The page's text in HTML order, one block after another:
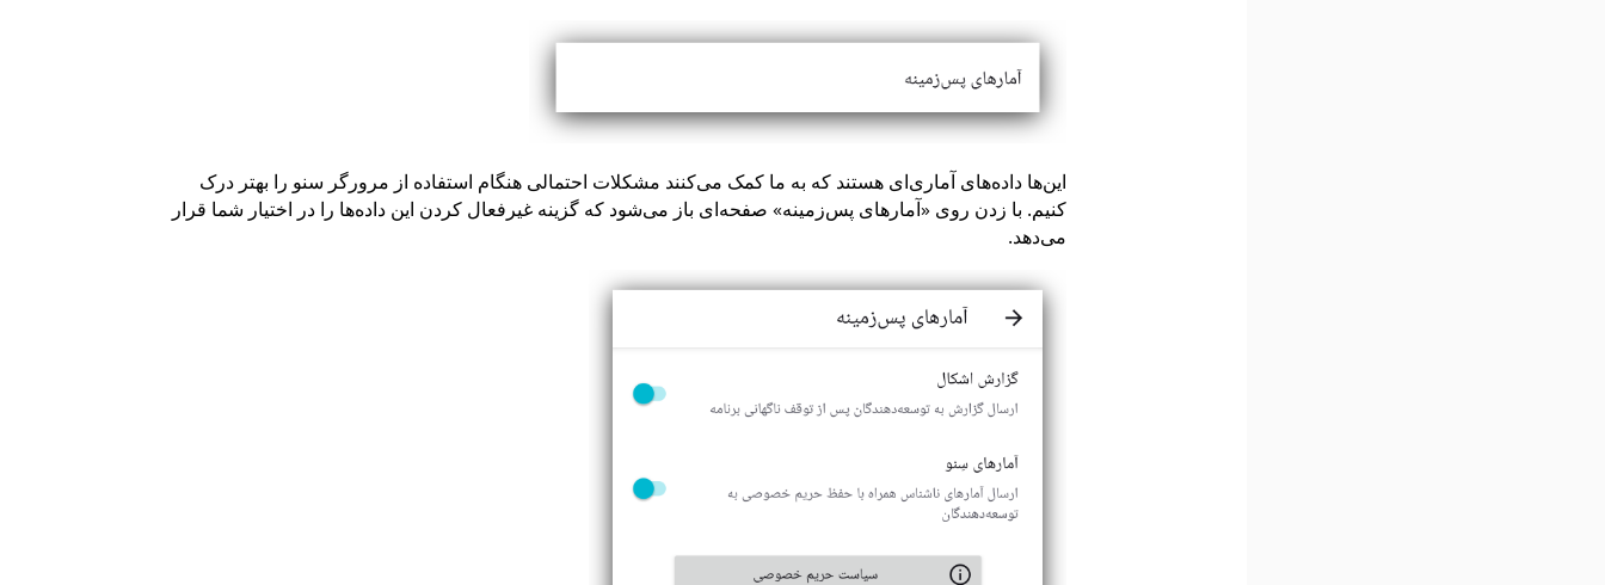
این‌ها داده‌های آماری‌ای هستند که به ما کمک می‌کنند مشکلات احتمالی هنگام استفاده از مرورگر سنو را بهتر درک
کنیم. با زدن روی «آمارهای پس‌زمینه» صفحه‌ای باز می‌شود که گزینه غیرفعال کردن این داده‌ها را در اختیار شما قرار
می‌دهد.